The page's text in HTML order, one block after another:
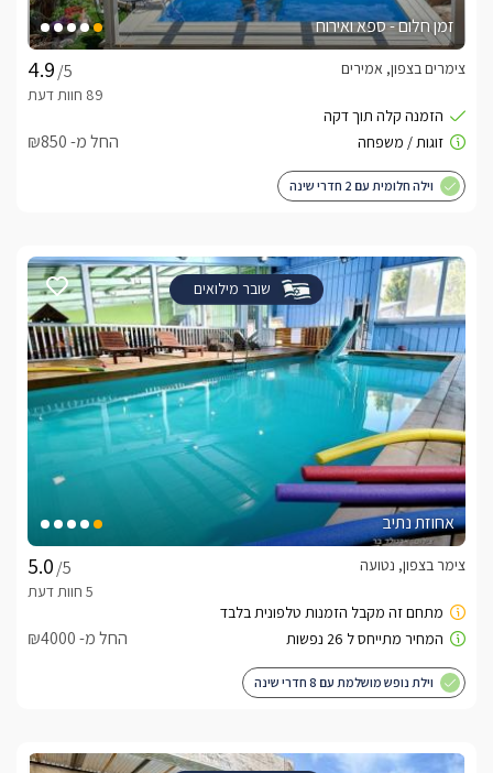
זמן חלום - ספא ואירוח
/5
צימרים בצפון, אמירים
החל מ- ₪850
וילה חלומית עם 2 חדרי שינה
שובר מילואים
אחוזת נתיב
/5
צימר בצפון, נטועה
החל מ- ₪4000
וילת נופש מושלמת עם 8 חדרי שינה